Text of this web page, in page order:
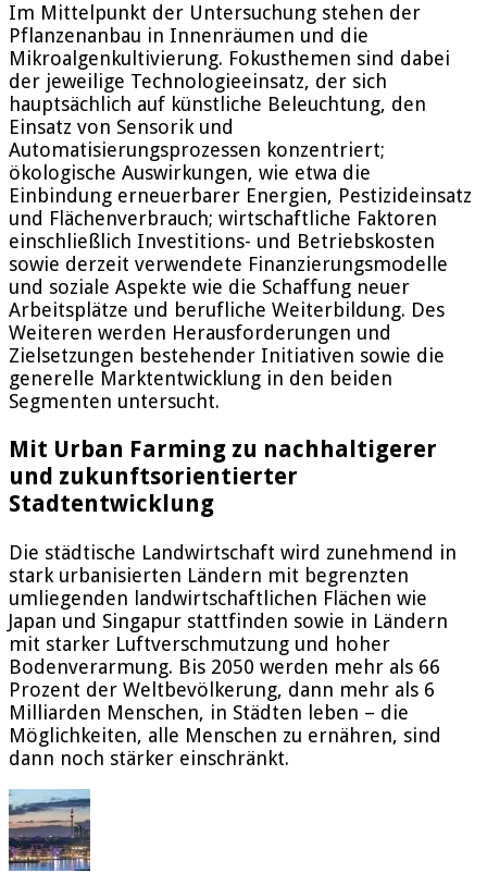
Im Mittelpunkt der Untersuchung stehen der
Pflanzenanbau in Innenräumen und die
Mikroalgenkultivierung. Fokusthemen sind dabei
der jeweilige Technologieeinsatz, der sich
hauptsächlich auf künstliche Beleuchtung, den
Einsatz von Sensorik und
Automatisierungsprozessen konzentriert;
ökologische Auswirkungen, wie etwa die
Einbindung erneuerbarer Energien, Pestizideinsatz
und Flächenverbrauch; wirtschaftliche Faktoren
einschließlich Investitions- und Betriebskosten
sowie derzeit verwendete Finanzierungsmodelle
und soziale Aspekte wie die Schaffung neuer
Arbeitsplätze und berufliche Weiterbildung. Des
Weiteren werden Herausforderungen und
Zielsetzungen bestehender Initiativen sowie die
generelle Marktentwicklung in den beiden
Segmenten untersucht.
Mit Urban Farming zu nachhaltigerer
und zukunftsorientierter
Stadtentwicklung
Die städtische Landwirtschaft wird zunehmend in
stark urbanisierten Ländern mit begrenzten
umliegenden landwirtschaftlichen Flächen wie
Japan und Singapur stattfinden sowie in Ländern
mit starker Luftverschmutzung und hoher
Bodenverarmung. Bis 2050 werden mehr als 66
Prozent der Weltbevölkerung, dann mehr als 6
Milliarden Menschen, in Städten leben – die
Möglichkeiten, alle Menschen zu ernähren, sind
dann noch stärker einschränkt.